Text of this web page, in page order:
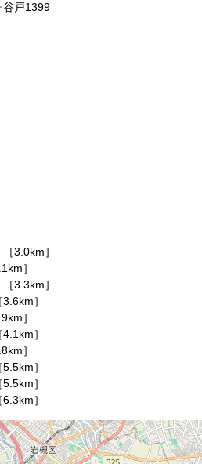
谷戸1399
［3.0km］
］
［3.3km］
3.6km］
］
4.1km］
］
5.5km］
5.5km］
6.3km］